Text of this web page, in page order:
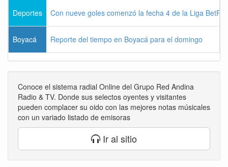
Deportes Con nueve goles comenzó la fecha 4 de la Liga
Boyacá Reporte del tiempo en Boyacá para el domingo
Conoce el sistema radial Online del Grupo Red Andina
Radio & TV. Donde sus selectos oyentes y visitantes
pueden complacer su oido con las mejores notas músicales
con un variado listado de emisoras
Ir al sitio